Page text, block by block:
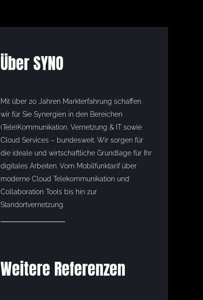
Über SYNO
Mit über 20 Jahren Markterfahrung schaffen
wir für Sie Synergien in den Bereichen
(Tele)Kommunikation, Vernetzung & IT sowie
Cloud Services – bundesweit. Wir sorgen für
die ideale und wirtschaftliche Grundlage für Ihr
digitales Arbeiten. Vom Mobilfunktarif über
moderne Cloud Telekommunikation und
Collaboration Tools bis hin zur
Standortvernetzung.
Weitere Referenzen